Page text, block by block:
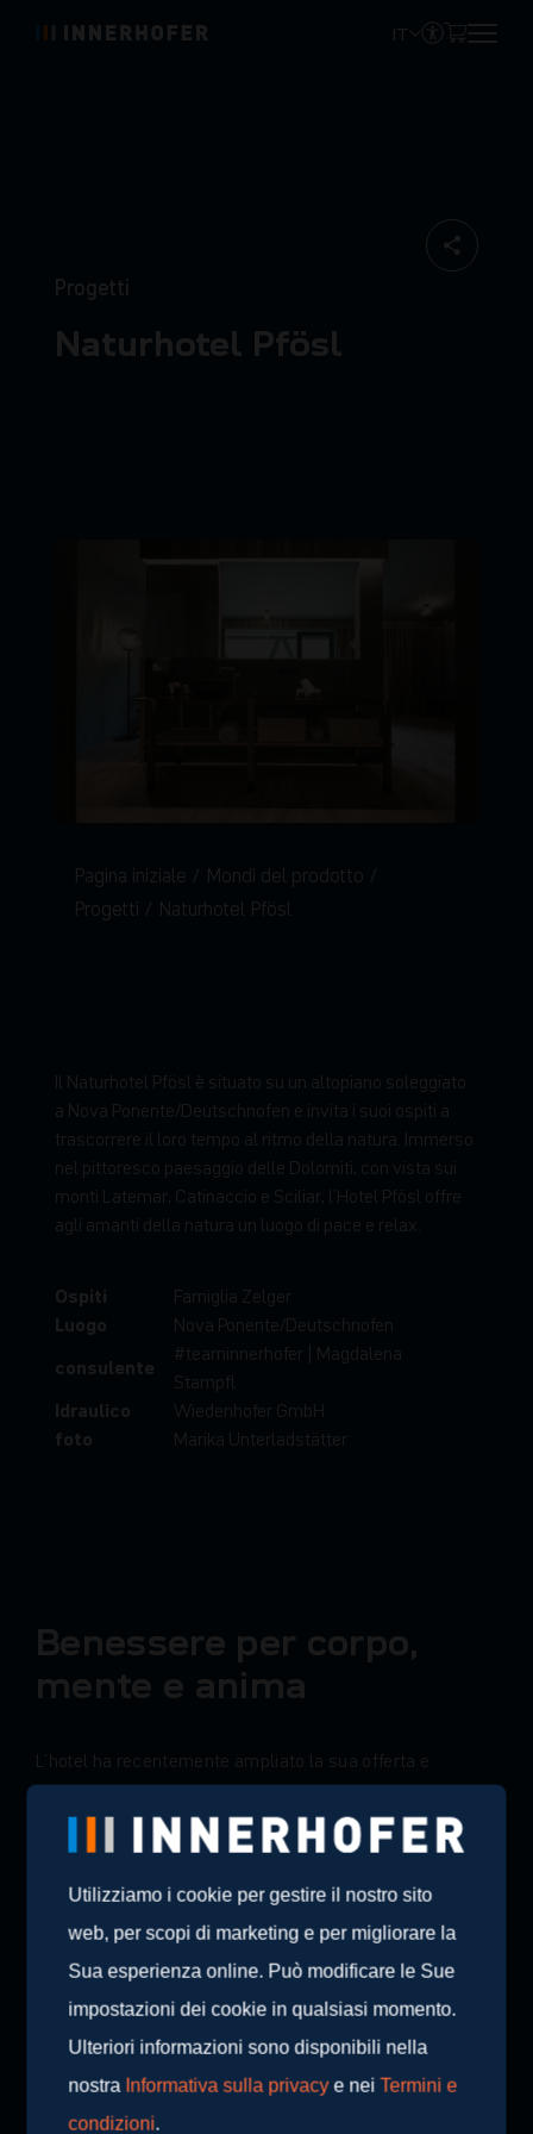
IT
Progetti
Naturhotel Pfösl
Pagina iniziale
Mondi del prodotto
Progetti
Naturhotel Pfösl
Il Natu rh o te l P fö s l è s itu ato s u u n alto p ian o s o le g g iato
a No a P o n e n te D e u ts c h n o fe n e in ita i s u o i o s p iti a
tras c o rre re il lo ro te m p o al ritm o d e lla n atu ra Im m e rs o
n e l p itto re s c o p ae s ag g io d e lle D o lo m iti, c o n is ta s u i
m o n ti L ate m ar, C atin ac c io e S c iliar, l'Ho te l P fö s l o ffre
ag li am an ti d e lla n atu ra u n lu o g o d i p ac e e re la
Ospiti Famiglia Zelger
Luogo Nova Ponente/Deutschnofen
consulente
#teaminnerhofer | Magdalena
Stampfl
Idraulico Wiedenhofer GmbH
foto Marika Unterladstätter
Benessere per corpo,
mente e anima
L'hotel ha recentemente ampliato la sua offerta e
presenta ora tredici nuove camere e bagni. Materiali
naturali come il legno e la pietra, nonché grandi finestre
panoramiche con vista sulle montagne circostanti,
creano un'atmosfera che trasmette un senso di
sicurezza e di spazio.
Anche i nuovi bagni dell'Hotel Pfösl sono all'insegna del
colori caldi e design semplice offrono un mix di lusso,
vicinanza alla natura e modernità.
Rilassarsi in un mondo di comfort e natura: questo è ciò
Utilizziamo i cookie per gestire il nostro sito
web, per scopi di marketing e per migliorare la
Sua esperienza online. Può modificare le Sue
impostazioni dei cookie in qualsiasi momento.
Ulteriori informazioni sono disponibili nella
nostra Informativa sulla privacye neiTermini e
condizioni.